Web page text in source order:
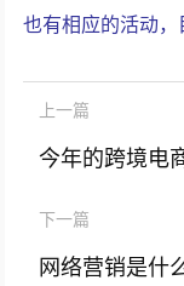
也有相应的活动，
上一篇
今年的跨境电
下一篇
网络营销是什